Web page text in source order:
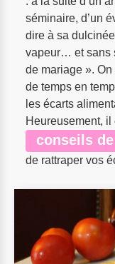
séminaire, d’un
dire à sa
vapeur… et sans
de mariage ». On
de temps en
les écarts
Heureusement, il
conseils
de rattraper vos